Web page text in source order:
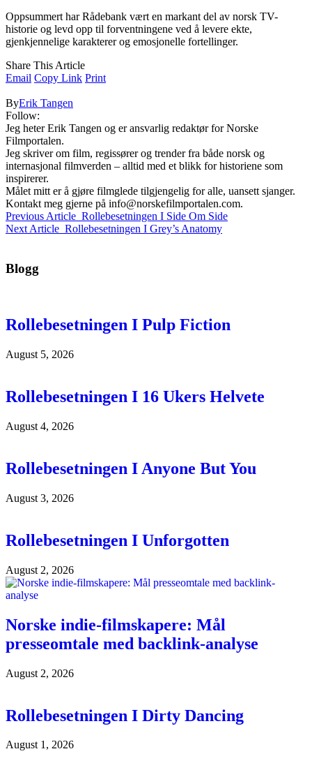
Oppsummert har Rådebank vært en markant del av norsk TV-
historie og levd opp til forventningene ved å levere ekte,
gjenkjennelige karakterer og emosjonelle fortellinger.
Share This Article
Email Copy Link Print
ByErik Tangen
Follow:
Jeg heter Erik Tangen og er ansvarlig redaktør for Norske
Filmportalen.
Jeg skriver om film, regissører og trender fra både norsk og
internasjonal filmverden – alltid med et blikk for historiene som
inspirerer.
Målet mitt er å gjøre filmglede tilgjengelig for alle, uansett sjanger.
Kontakt meg gjerne på info@norskefilmportalen.com.
Previous Article Rollebesetningen I Side Om Side
Next Article Rollebesetningen I Grey’s Anatomy
Blogg
Rollebesetningen I Pulp Fiction
August 5, 2026
Rollebesetningen I 16 Ukers Helvete
August 4, 2026
Rollebesetningen I Anyone But You
August 3, 2026
Rollebesetningen I Unforgotten
August 2, 2026
Norske indie-filmskapere: Mål
presseomtale med backlink-analyse
August 2, 2026
Rollebesetningen I Dirty Dancing
August 1, 2026